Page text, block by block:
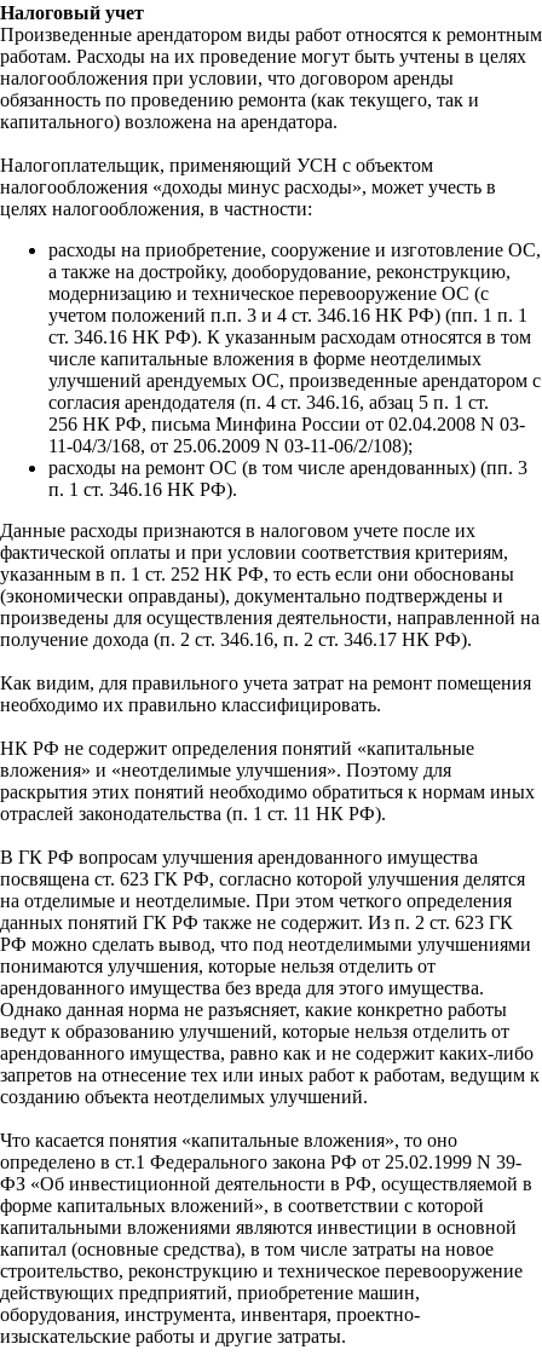
Налоговый учет
Произведенные арендатором виды работ относятся к ремонтным
работам. Расходы на их проведение могут быть учтены в целях
налогообложения при условии, что договором аренды
обязанность по проведению ремонта (как текущего, так и
капитального) возложена на арендатора.
Налогоплательщик, применяющий УСН с объектом
налогообложения «доходы минус расходы», может учесть в
целях налогообложения, в частности:
расходы на приобретение, сооружение и изготовление ОС,
а также на достройку, дооборудование, реконструкцию,
модернизацию и техническое перевооружение ОС (с
учетом положений п.п. 3 и 4 ст. 346.16 НК РФ) (пп. 1 п. 1
ст. 346.16 НК РФ). К указанным расходам относятся в том
числе капитальные вложения в форме неотделимых
улучшений арендуемых ОС, произведенные арендатором с
согласия арендодателя (п. 4 ст. 346.16, абзац 5 п. 1 ст.
256 НК РФ, письма Минфина России от 02.04.2008 N 03-
11-04/3/168, от 25.06.2009 N 03-11-06/2/108);
расходы на ремонт ОС (в том числе арендованных) (пп. 3
п. 1 ст. 346.16 НК РФ).
Данные расходы признаются в налоговом учете после их
фактической оплаты и при условии соответствия критериям,
указанным в п. 1 ст. 252 НК РФ, то есть если они обоснованы
(экономически оправданы), документально подтверждены и
произведены для осуществления деятельности, направленной на
получение дохода (п. 2 ст. 346.16, п. 2 ст. 346.17 НК РФ).
Как видим, для правильного учета затрат на ремонт помещения
необходимо их правильно классифицировать.
НК РФ не содержит определения понятий «капитальные
вложения» и «неотделимые улучшения». Поэтому для
раскрытия этих понятий необходимо обратиться к нормам иных
отраслей законодательства (п. 1 ст. 11 НК РФ).
В ГК РФ вопросам улучшения арендованного имущества
посвящена ст. 623 ГК РФ, согласно которой улучшения делятся
на отделимые и неотделимые. При этом четкого определения
данных понятий ГК РФ также не содержит. Из п. 2 ст. 623 ГК
РФ можно сделать вывод, что под неотделимыми улучшениями
понимаются улучшения, которые нельзя отделить от
арендованного имущества без вреда для этого имущества.
Однако данная норма не разъясняет, какие конкретно работы
ведут к образованию улучшений, которые нельзя отделить от
арендованного имущества, равно как и не содержит каких-либо
запретов на отнесение тех или иных работ к работам, ведущим к
созданию объекта неотделимых улучшений.
Что касается понятия «капитальные вложения», то оно
определено в ст.1 Федерального закона РФ от 25.02.1999 N 39-
ФЗ «Об инвестиционной деятельности в РФ, осуществляемой в
форме капитальных вложений», в соответствии с которой
капитальными вложениями являются инвестиции в основной
капитал (основные средства), в том числе затраты на новое
строительство, реконструкцию и техническое перевооружение
действующих предприятий, приобретение машин,
оборудования, инструмента, инвентаря, проектно-
изыскательские работы и другие затраты.